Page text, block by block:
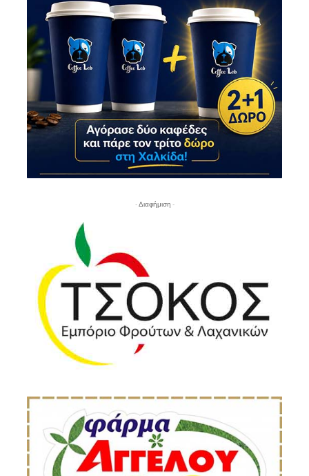
- Διαφήμιση -